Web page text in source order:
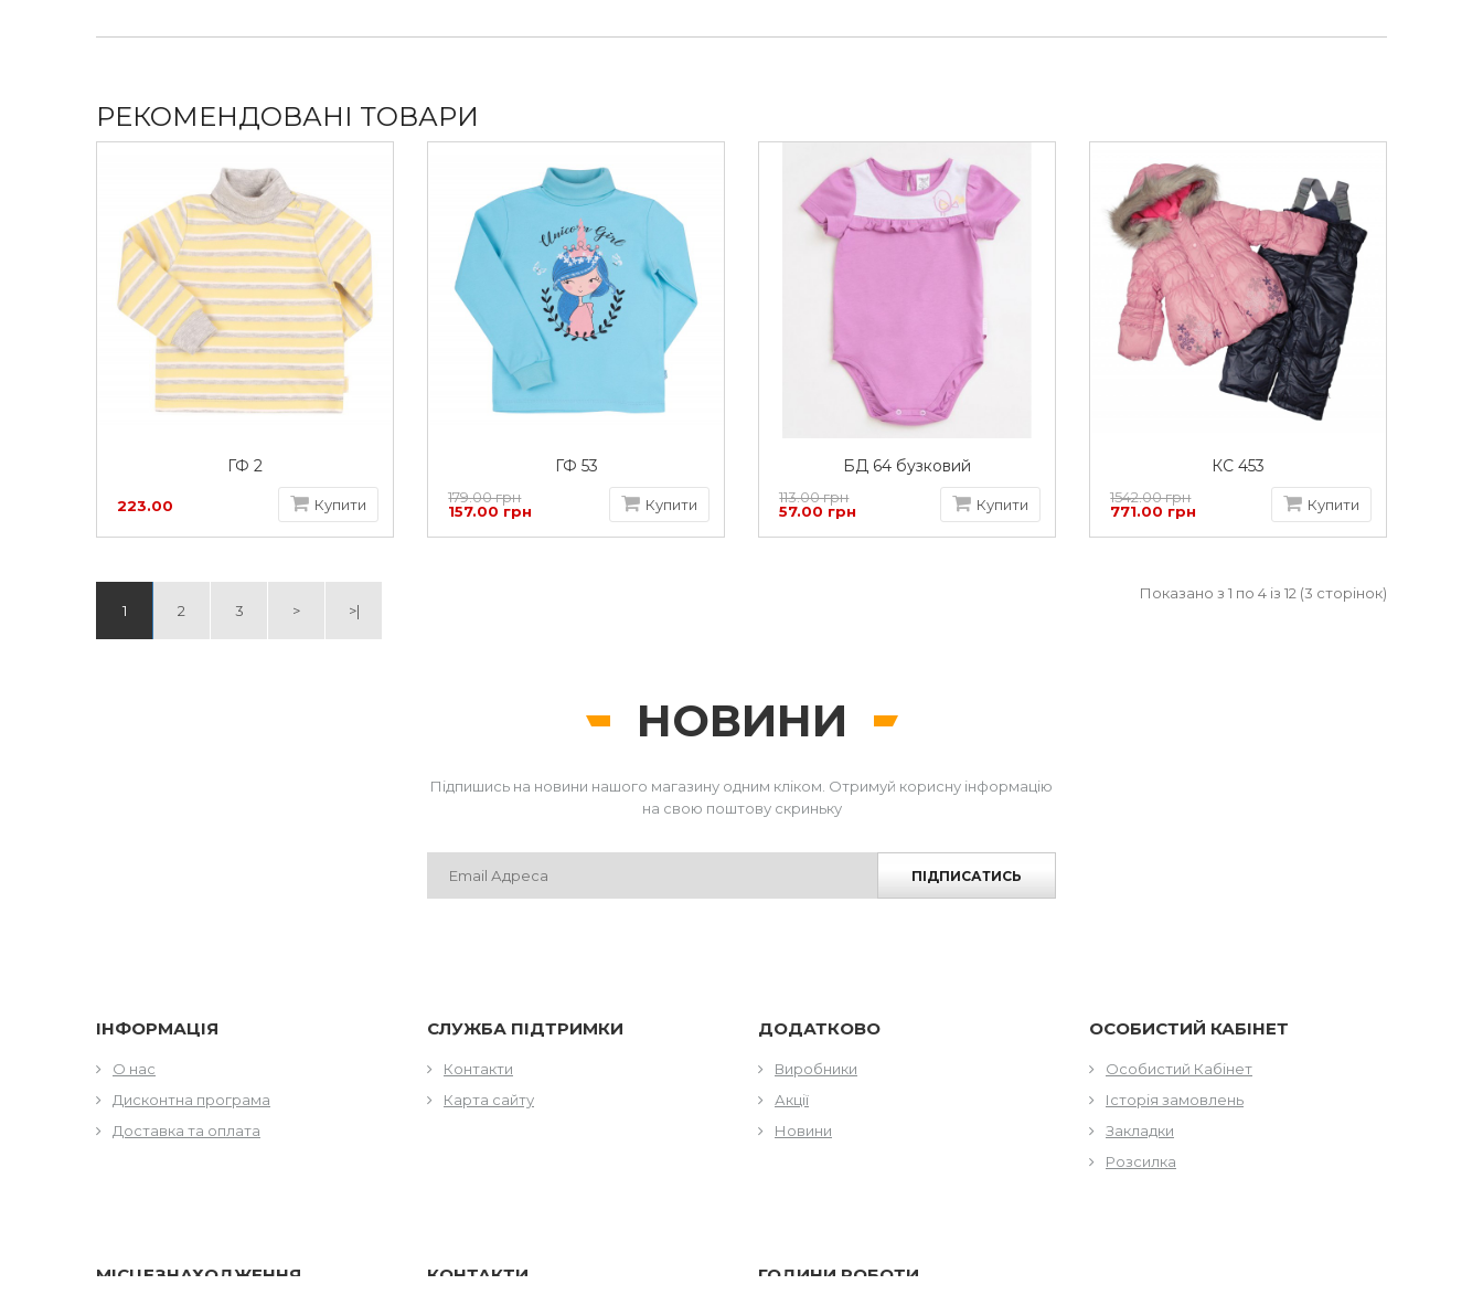
РЕКОМЕНДОВАНІ ТОВАРИ
ГФ 2
223.00 Купити
ГФ 53
179.00 грн
157.00 грн
Купити
БД 64 бузковий
113.00 грн
57.00 грн
Купити
КС 453
1542.00 грн
771.00 грн
Купити
1 2 3 > >|
Показано з 1 по 4 із 12 (3 сторінок)
НОВИНИ
Підпишись на новини нашого магазину одним кліком. Отримуй корисну інформацію
на свою поштову скриньку
ПІДПИСАТИСЬ
ІНФОРМАЦІЯ
О нас
Дисконтна програма
Доставка та оплата
СЛУЖБА ПІДТРИМКИ
Контакти
Карта сайту
ДОДАТКОВО
Виробники
Акції
Новини
ОСОБИСТИЙ КАБІНЕТ
Особистий Кабінет
Історія замовлень
Закладки
Розсилка
МІСЦЕЗНАХОДЖЕННЯ КОНТАКТИ ГОДИНИ РОБОТИ